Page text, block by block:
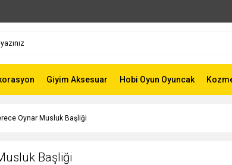
Giyim Aksesuar Hobi Oyun Oyuncak
Oynar Musluk Başliği
Başliği